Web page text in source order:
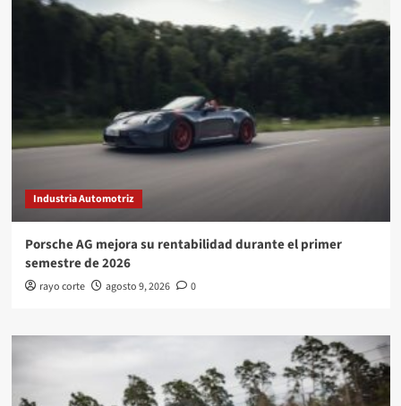
Industria Automotriz
Porsche AG mejora su rentabilidad durante el primer
semestre de 2026
rayo corte agosto 9, 2026 0